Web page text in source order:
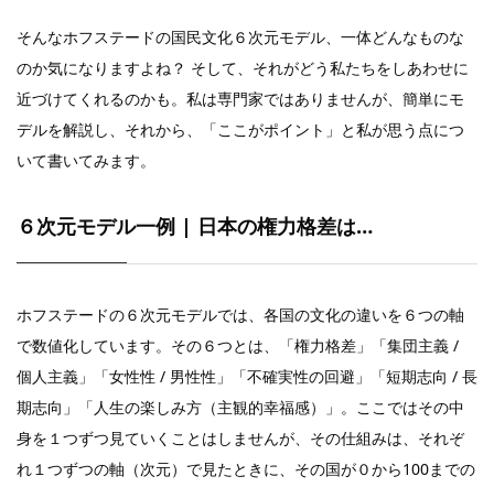
そんなホフステードの国民文化６次元モデル、一体どんなものな
のか気になりますよね？ そして、それがどう私たちをしあわせに
近づけてくれるのかも。私は専門家ではありませんが、簡単にモ
デルを解説し、それから、「ここがポイント」と私が思う点につ
いて書いてみます。
６次元モデル一例 | 日本の権力格差は…
ホフステードの６次元モデルでは、各国の文化の違いを６つの軸
で数値化しています。その６つとは、「権力格差」「集団主義 /
個人主義」「女性性 / 男性性」「不確実性の回避」「短期志向 / 長
期志向」「人生の楽しみ方（主観的幸福感）」。ここではその中
身を１つずつ見ていくことはしませんが、その仕組みは、それぞ
れ１つずつの軸（次元）で見たときに、その国が０から100までの